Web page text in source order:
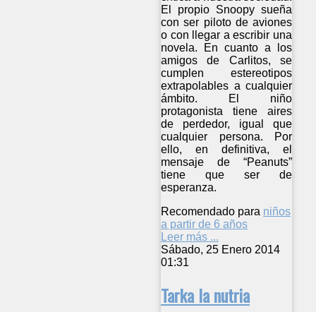
El propio Snoopy sueña
con ser piloto de aviones
o con llegar a escribir una
novela. En cuanto a los
amigos de Carlitos, se
cumplen estereotipos
extrapolables a cualquier
ámbito. El niño
protagonista tiene aires
de perdedor, igual que
cualquier persona. Por
ello, en definitiva, el
mensaje de “Peanuts”
tiene que ser de
esperanza.
Recomendado para niños
a partir de 6 años
Leer más ...
Sábado, 25 Enero 2014
01:31
Tarka la nutria